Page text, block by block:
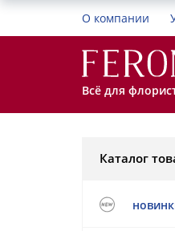
О компании
Всё для
Каталог